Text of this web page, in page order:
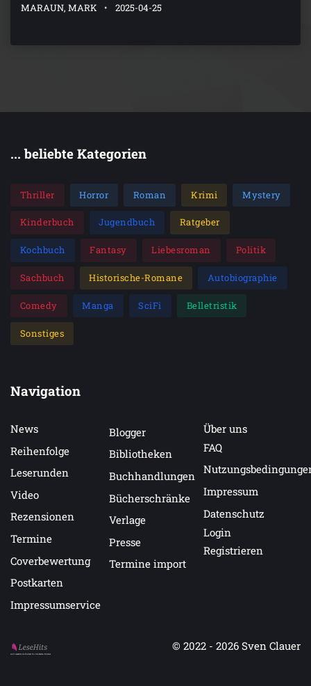
MARAUN, MARK 2025-04-25
... beliebte Kategorien
Thriller Horror Roman Krimi Mystery
Kinderbuch Jugendbuch Ratgeber
Kochbuch Fantasy Liebesroman Politik
Sachbuch Historische-Romane Autobiographie
Comedy Manga SciFi Belletristik
Sonstiges
Navigation
News
Reihenfolge
Leserunden
Video
Rezensionen
Termine
Coverbewertung
Postkarten
Impressumservice
Blogger
Bibliotheken
Buchhandlungen
Bücherschränke
Verlage
Presse
Termine import
Über uns
FAQ
Impressum
Datenschutz
Login
Registrieren
Auf LeseHits.de findest Du die besten Bücher.
© 2022 - 2026 Sven Clauer